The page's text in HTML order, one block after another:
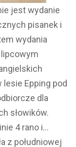
jest wydanie
pisanek i
wydania
lesie Epping pod
dla
słowików.
4 rano i…
z południowej